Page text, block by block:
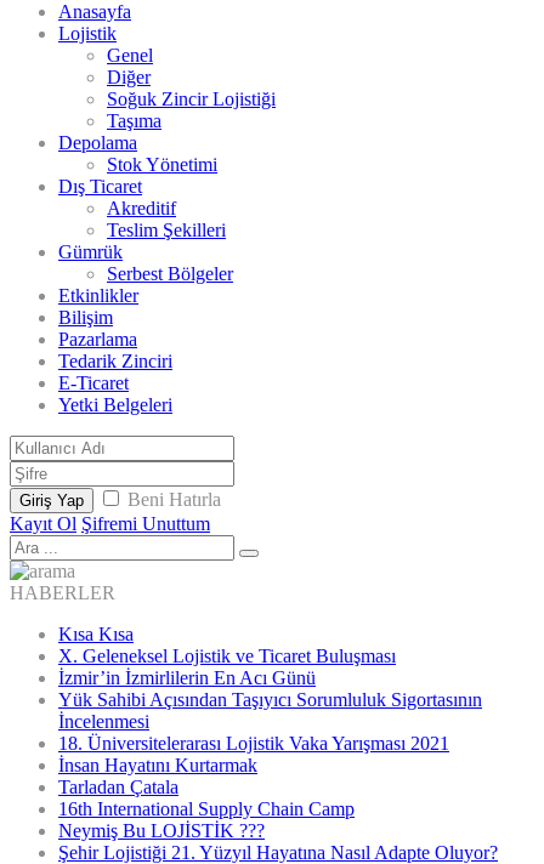
Anasayfa
Lojistik
Genel
Diğer
Soğuk Zincir Lojistiği
Taşıma
Depolama
Stok Yönetimi
Dış Ticaret
Akreditif
Teslim Şekilleri
Gümrük
Serbest Bölgeler
Etkinlikler
Bilişim
Pazarlama
Tedarik Zinciri
E-Ticaret
Yetki Belgeleri
Giriş Yap
Beni Hatırla
Kayıt Ol Şifremi Unuttum
HABERLER
Kısa Kısa
X. Geleneksel Lojistik ve Ticaret Buluşması
İzmir’in İzmirlilerin En Acı Günü
Yük Sahibi Açısından Taşıyıcı Sorumluluk Sigortasının
İncelenmesi
18. Üniversitelerarası Lojistik Vaka Yarışması 2021
İnsan Hayatını Kurtarmak
Tarladan Çatala
16th International Supply Chain Camp
Neymiş Bu LOJİSTİK ???
Şehir Lojistiği 21. Yüzyıl Hayatına Nasıl Adapte Oluyor?